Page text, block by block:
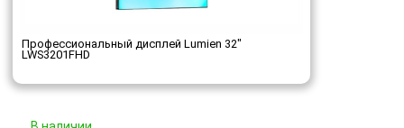
Профессиональный дисплей Lumien 32"
LWS3201FHD